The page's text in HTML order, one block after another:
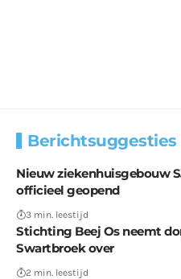
Berichtsuggesties
Nieuw ziekenhuisgebouw
officieel geopend
3 min. leestijd
Stichting Beej Os neemt
Swartbroek over
2 min. leestijd